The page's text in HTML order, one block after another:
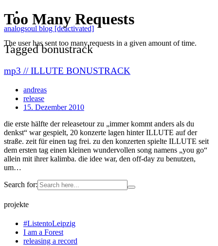
analogsoul blog [deactivated]
Tagged bonustrack
mp3 // ILLUTE BONUSTRACK
andreas
release
15. Dezember 2010
die erste hälfte der releasetour zu „immer kommt anders als du
denkst“ war gespielt, 20 konzerte lagen hinter ILLUTE auf der
straße. zeit für einen tag frei. zu den konzerten spielte ILLUTE seit
dem ersten tag einen kleinen wundervollen song namens „you go“
allein mit ihrer kalimba. die idee war, den off-day zu benutzen,
um…
Search for:
projekte
#ListentoLeipzig
I am a Forest
releasing a record